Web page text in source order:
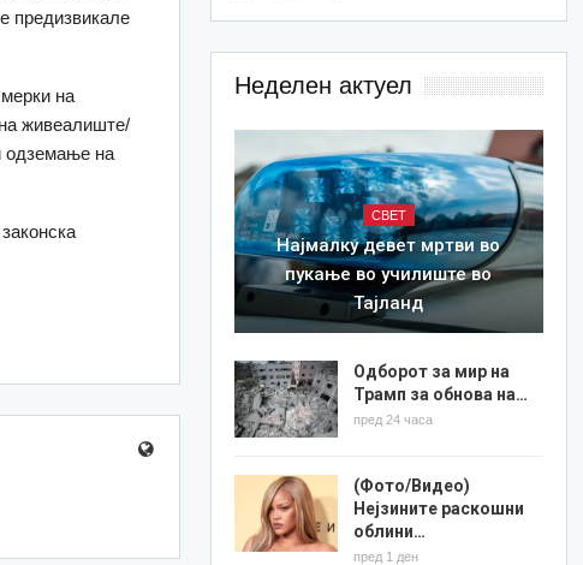
предизвикале
на
живеалиште/
одземање на
Неделен актуел
СВЕТ
Најмалку девет мртви во
пукање во училиште во
Тајланд
Одборот за мир на
Трамп за обнова на…
пред 24 часа
(Фото/Видео)
Нејзините раскошни
облини…
пред 1 ден